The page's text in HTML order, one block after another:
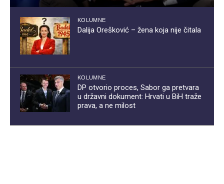
KOLUMNE
Dalija Orešković – žena koja nije čitala
KOLUMNE
DP otvorio proces, Sabor ga pretvara
u državni dokument: Hrvati u BiH traže
prava, a ne milost